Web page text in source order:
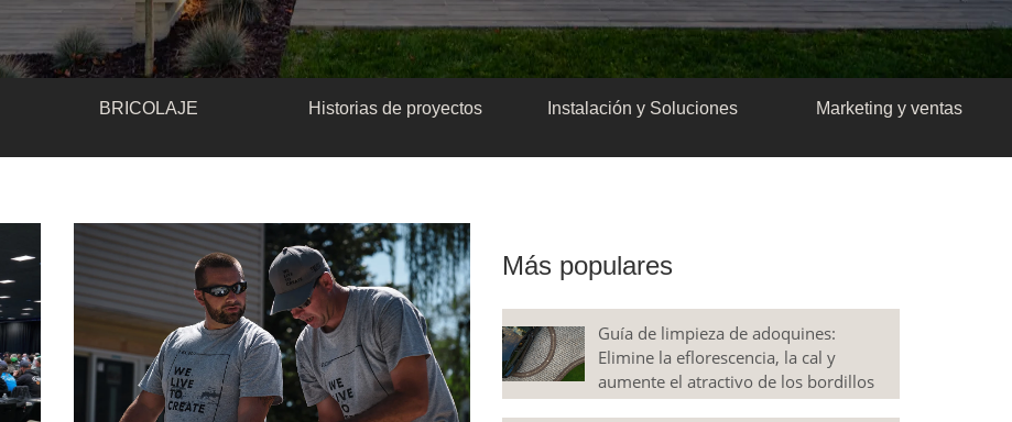
BRICOLAJE Historias de proyectos Instalación y Soluciones Marketing y ventas
Más populares
Guía de limpieza de adoquines:
Elimine la eflorescencia, la cal y
aumente el atractivo de los bordillos